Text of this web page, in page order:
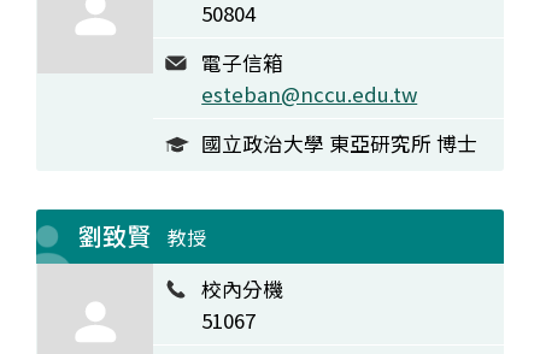
50804
電子信箱
esteban@nccu.edu.tw
國立政治大學 東亞研究所 博士
劉致賢 教授
校內分機
51067